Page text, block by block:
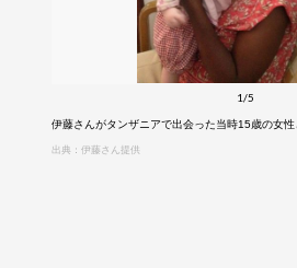
1/5
伊藤さんがタンザニアで出会った当時15歳の女
出典：伊藤さん提供